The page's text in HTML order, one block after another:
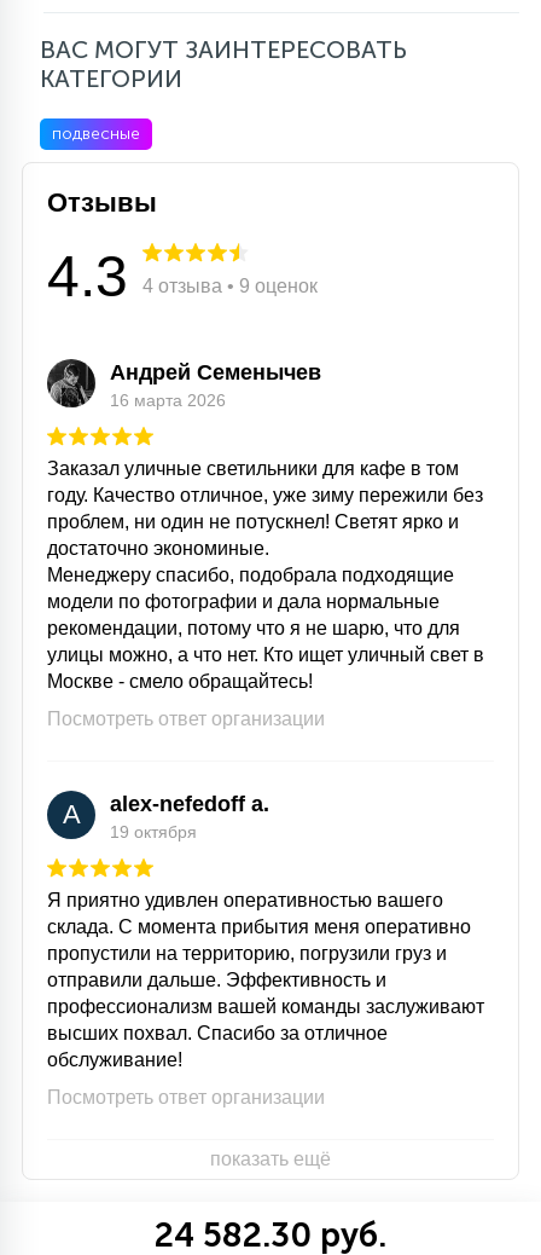
ВАС МОГУТ ЗАИНТЕРЕСОВАТЬ
КАТЕГОРИИ
подвесные
Отзывы
4.3 4 отзыва • 9 оценок
Андрей Семенычев
16 марта 2026
Заказал уличные светильники для кафе в том
году. Качество отличное, уже зиму пережили без
проблем, ни один не потускнел! Светят ярко и
достаточно экономиные.
Менеджеру спасибо, подобрала подходящие
модели по фотографии и дала нормальные
рекомендации, потому что я не шарю, что для
улицы можно, а что нет. Кто ищет уличный свет в
Москве - смело обращайтесь!
Посмотреть ответ организации
A alex-nefedoff a.
19 октября
Я приятно удивлен оперативностью вашего
склада. С момента прибытия меня оперативно
пропустили на территорию, погрузили груз и
отправили дальше. Эффективность и
профессионализм вашей команды заслуживают
высших похвал. Спасибо за отличное
обслуживание!
Посмотреть ответ организации
показать ещё
24 582.30 руб.